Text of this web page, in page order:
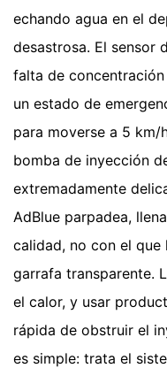
echando agua en el
desastrosa. El sensor
falta de
un estado de
para moverse a 5 km/
bomba de inyección
extremadamente
AdBlue parpadea,
calidad, no con el que
garrafa transparente.
el calor, y usar
rápida de obstruir el
es simple: trata el